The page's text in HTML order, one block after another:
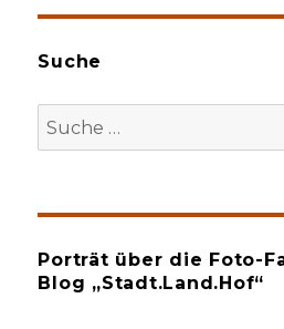
Suche
Suche
nach:
Porträt über die Foto-
Blog „Stadt.Land.Hof“